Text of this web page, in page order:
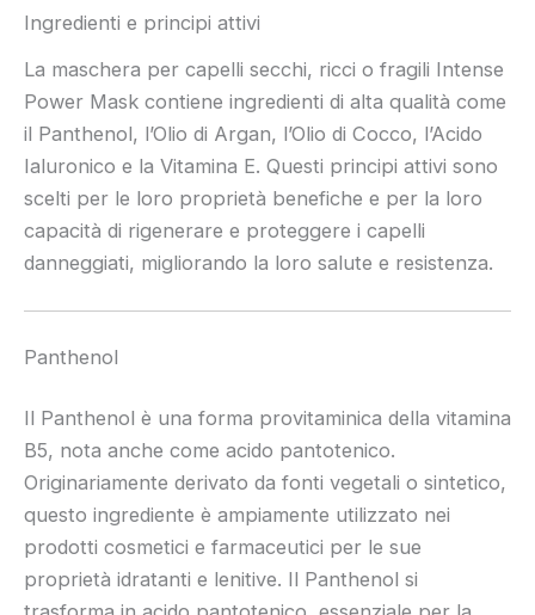
Ingredienti e principi attivi
La maschera per capelli secchi, ricci o fragili Intense
Power Mask contiene ingredienti di alta qualità come
il Panthenol, l’Olio di Argan, l’Olio di Cocco, l’Acido
Ialuronico e la Vitamina E. Questi principi attivi sono
scelti per le loro proprietà benefiche e per la loro
capacità di rigenerare e proteggere i capelli
danneggiati, migliorando la loro salute e resistenza.
Panthenol
Il Panthenol è una forma provitaminica della vitamina
B5, nota anche come acido pantotenico.
Originariamente derivato da fonti vegetali o sintetico,
questo ingrediente è ampiamente utilizzato nei
prodotti cosmetici e farmaceutici per le sue
proprietà idratanti e lenitive. Il Panthenol si